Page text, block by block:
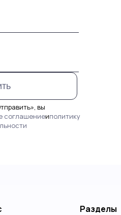
вы
соглашениеиполитику
Разделы